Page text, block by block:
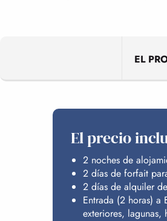
EL
El precio
2 noches de
2 días de forfait
2 días de alquiler
Entrada (2 horas)
exteriores, lagunas,